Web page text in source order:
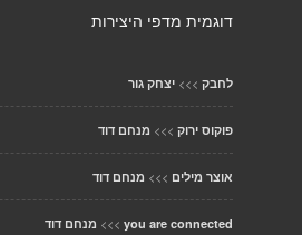
דוגמית מדפי היצירות
לחבק >>> יצחק גור
פוקוס ירוק >>> מנחם דוד
אוצר מילים >>> מנחם דוד
you are connected
>>> מנחם דוד